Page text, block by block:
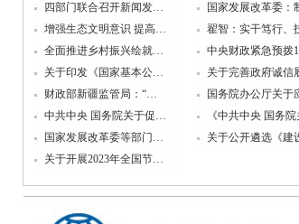
四部门联合召开新闻发…
国家发展改革委
增强生态文明意识 提高…
翟智：实干笃行、
全面推进乡村振兴绘就…
中央财政紧急预拨
关于印发《国家基本公…
关于完善政府诚
财政部新疆监管局：“…
国务院办公厅关
中共中央 国务院关于促…
《中共中央 国务
国家发展改革委等部门…
关于公开遴选《
关于开展2023年全国节…